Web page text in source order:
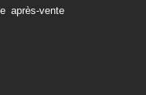
après-vente